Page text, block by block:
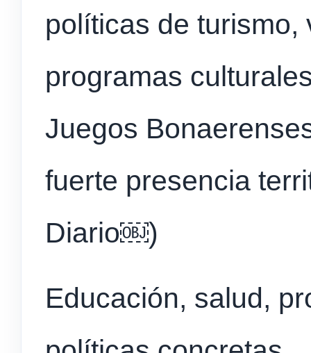
políticas de turismo,
programas
Juegos
fuerte presencia
Diario⁠￼)
Educación, salud,